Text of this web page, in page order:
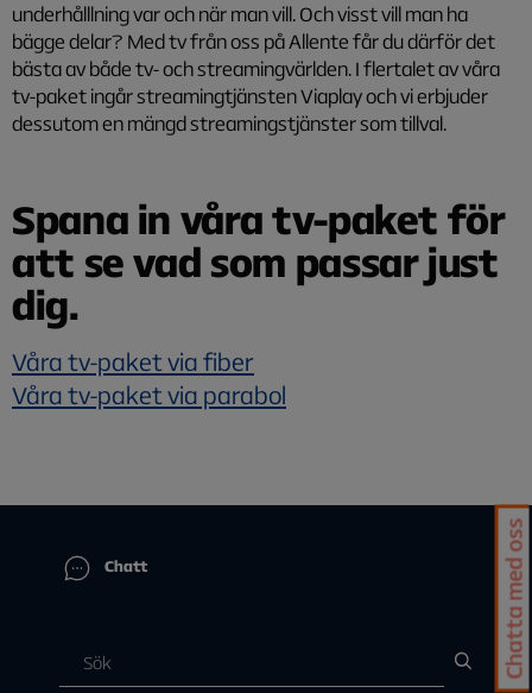
underhålllning var och när man vill. Och visst vill man ha
bägge delar? Med tv från oss på Allente får du därför det
bästa av både tv- och streamingvärlden. I flertalet av våra
tv-paket ingår streamingtjänsten Viaplay och vi erbjuder
dessutom en mängd streamingstjänster som tillval.
Spana in våra tv-paket för
att se vad som passar just
dig.
Våra tv-paket via fiber
Våra tv-paket via parabol
Chatt Chatta med oss